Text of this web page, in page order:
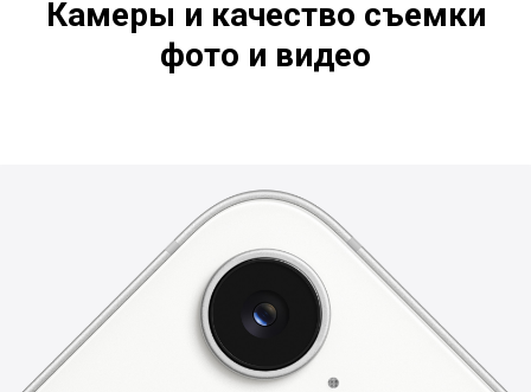
Камеры и качество съемки
фото и видео